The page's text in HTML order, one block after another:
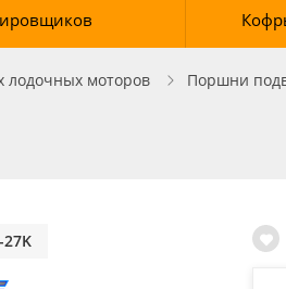
лодочных моторов
Поршни
27K